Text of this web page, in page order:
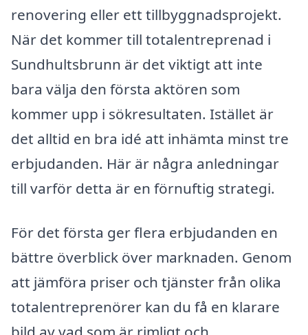
renovering eller ett tillbyggnadsprojekt.
När det kommer till totalentreprenad i
Sundhultsbrunn är det viktigt att inte
bara välja den första aktören som
kommer upp i sökresultaten. Istället är
det alltid en bra idé att inhämta minst tre
erbjudanden. Här är några anledningar
till varför detta är en förnuftig strategi.
För det första ger flera erbjudanden en
bättre överblick över marknaden. Genom
att jämföra priser och tjänster från olika
totalentreprenörer kan du få en klarare